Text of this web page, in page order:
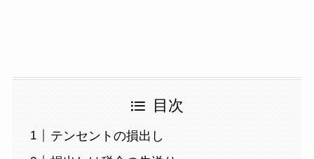
目次
テンセントの損出し